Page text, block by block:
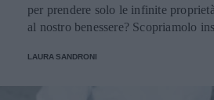
per prendere solo le infinite
al nostro benessere? Scopriamolo
LAURA SANDRONI